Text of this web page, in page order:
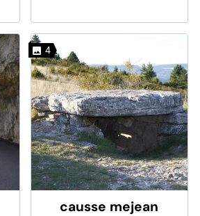
4
causse mejean